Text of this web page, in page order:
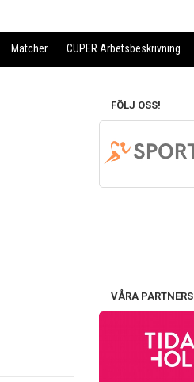
Matcher CUPER Arbetsbeskrivning
FÖLJ OSS!
VÅRA PARTNERS